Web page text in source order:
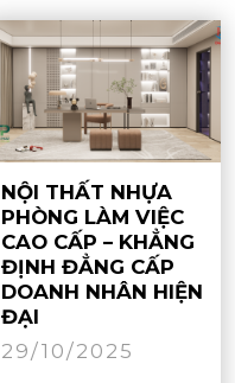
NỘI THẤT NHỰA
PHÒNG LÀM VIỆC
CAO CẤP – KHẲNG
ĐỊNH ĐẲNG CẤP
DOANH NHÂN HIỆN
ĐẠI
29/10/2025